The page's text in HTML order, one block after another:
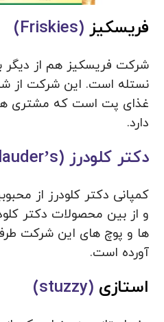
فریسکیز (Friskies)
شرکت فریسکیز هم از دیگر
نستله است. این شرکت از
غذای پت است که مشتری
دارد.
دکتر کلودرز (Dr.Clauder’s)
کمپانی دکتر کلودرز از
و از بین محصولات دکتر
ها و پوچ های این شرکت
آورده است.
استازی (stuzzy)